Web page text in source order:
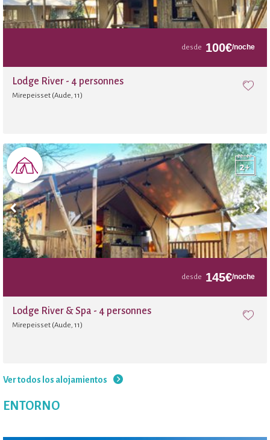
desde 100€/noche
Lodge River - 4 personnes
Mirepeisset (Aude, 11)
desde 145€/noche
Lodge River & Spa - 4 personnes
Mirepeisset (Aude, 11)
Ver todos los alojamientos
ENTORNO